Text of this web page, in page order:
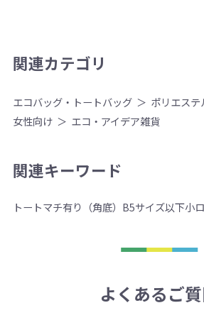
関連カテゴリ
エコバッグ・トートバッグ
ポリエステ
女性向け
エコ・アイデア雑貨
関連キーワード
トートマチ有り（角底） B5サイズ以下小
よくあるご